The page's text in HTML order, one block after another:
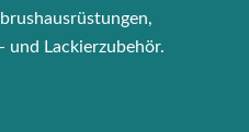
und Lackierzubehör.